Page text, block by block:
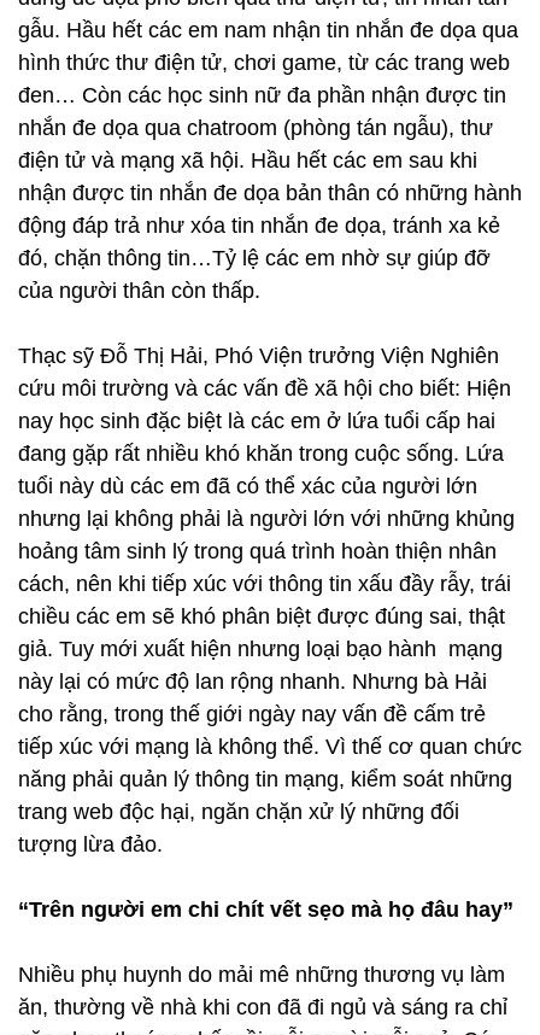
gẫu. Hầu hết các em nam nhận tin nhắn đe dọa qua
hình thức thư điện tử, chơi game, từ các trang web
đen… Còn các học sinh nữ đa phần nhận được tin
nhắn đe dọa qua chatroom (phòng tán ngẫu), thư
điện tử và mạng xã hội. Hầu hết các em sau khi
nhận được tin nhắn đe dọa bản thân có những hành
động đáp trả như xóa tin nhắn đe dọa, tránh xa kẻ
đó, chặn thông tin…Tỷ lệ các em nhờ sự giúp đỡ
của người thân còn thấp.
Thạc sỹ Đỗ Thị Hải, Phó Viện trưởng Viện Nghiên
cứu môi trường và các vấn đề xã hội cho biết: Hiện
nay học sinh đặc biệt là các em ở lứa tuổi cấp hai
đang gặp rất nhiều khó khăn trong cuộc sống. Lứa
tuổi này dù các em đã có thể xác của người lớn
nhưng lại không phải là người lớn với những khủng
hoảng tâm sinh lý trong quá trình hoàn thiện nhân
cách, nên khi tiếp xúc với thông tin xấu đầy rẫy, trái
chiều các em sẽ khó phân biệt được đúng sai, thật
giả. Tuy mới xuất hiện nhưng loại bạo hành mạng
này lại có mức độ lan rộng nhanh. Nhưng bà Hải
cho rằng, trong thế giới ngày nay vấn đề cấm trẻ
tiếp xúc với mạng là không thể. Vì thế cơ quan chức
năng phải quản lý thông tin mạng, kiểm soát những
trang web độc hại, ngăn chặn xử lý những đối
tượng lừa đảo.
“Trên người em chi chít vết sẹo mà họ đâu hay”
Nhiều phụ huynh do mải mê những thương vụ làm
ăn, thường về nhà khi con đã đi ngủ và sáng ra chỉ